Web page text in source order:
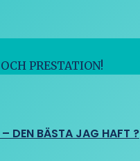
PRESTATION!
DEN BÄSTA JAG HAFT ?